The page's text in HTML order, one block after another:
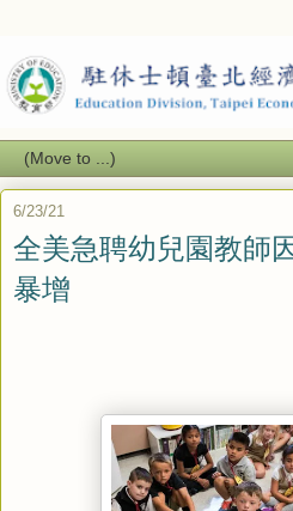
6/23/21
全美急聘幼兒園教師
暴增